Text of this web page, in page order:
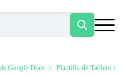
Google Docs Plantilla de Tablero